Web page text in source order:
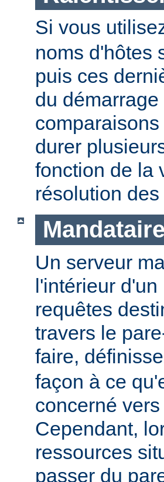
Si vous
noms d'hôtes
puis ces
du
durer
fonction de la
résolution
Un serveur
l'intérieur
requêtes
travers le
faire,
façon à ce
concerné
Cependant,
ressources
passer du